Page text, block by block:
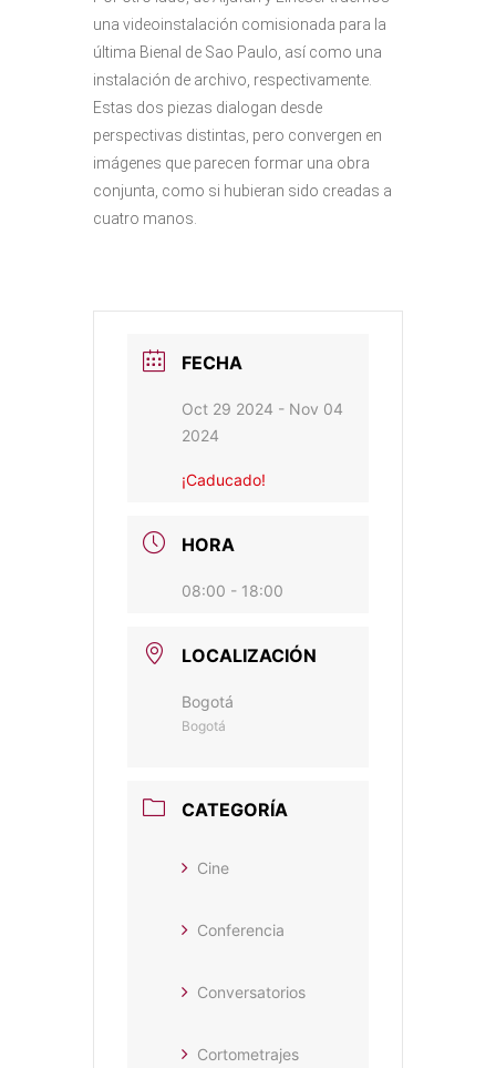
una videoinstalación comisionada para la
última Bienal de Sao Paulo, así como una
instalación de archivo, respectivamente.
Estas dos piezas dialogan desde
perspectivas distintas, pero convergen en
imágenes que parecen formar una obra
conjunta, como si hubieran sido creadas a
cuatro manos.
FECHA
Oct 29 2024 - Nov 04
2024
¡Caducado!
HORA
08:00 - 18:00
LOCALIZACIÓN
Bogotá
Bogotá
CATEGORÍA
Cine
Conferencia
Conversatorios
Cortometrajes